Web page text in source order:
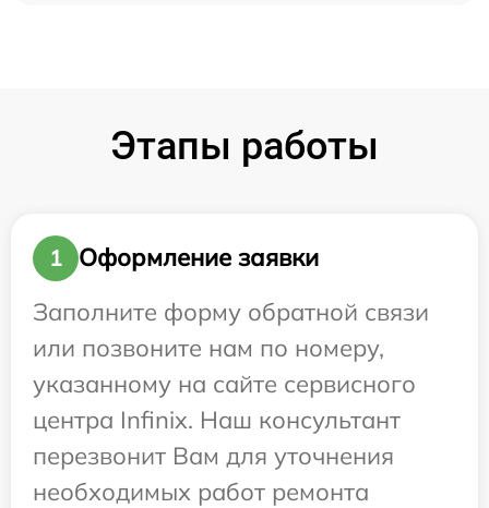
Этапы работы
1
Оформление заявки
Заполните форму обратной связи
или позвоните нам по номеру,
указанному на сайте сервисного
центра Infinix. Наш консультант
перезвонит Вам для уточнения
необходимых работ ремонта